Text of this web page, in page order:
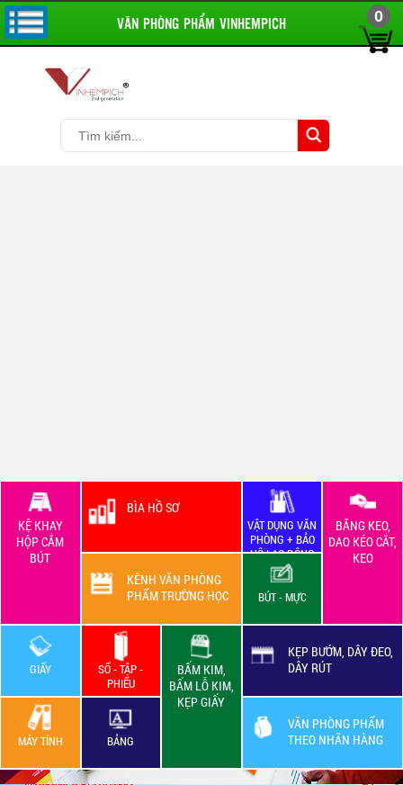
VĂN PHÒNG PHẨM VINHEMPICH
KỆ KHAY
HỘP CẮM
BÚT
BÌA HỒ SƠ
VẬT DỤNG VĂN
PHÒNG + BẢO
HỘ LAO ĐỘNG
BĂNG KEO,
DAO KÉO CẮT,
KEO
KÊNH VĂN PHÒNG
PHẨM TRƯỜNG HỌC
BÚT - MỰC
GIẤY
SỔ - TẬP -
PHIẾU
BẤM KIM,
BẤM LỖ KIM,
KẸP GIẤY
KẸP BƯỚM, DÂY ĐEO,
DÂY RÚT
VĂN PHÒNG PHẨM
THEO NHÃN HÀNG
MÁY TÍNH BẢNG
0